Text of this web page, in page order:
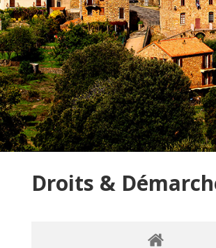
Droits &